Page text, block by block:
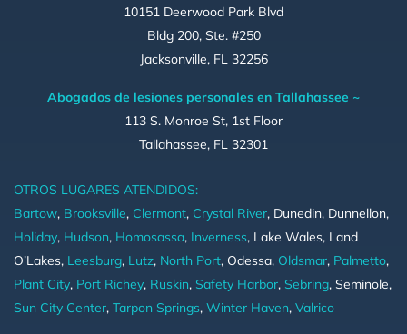
10151 Deerwood Park Blvd
Bldg 200, Ste. #250
Jacksonville, FL 32256
Abogados de lesiones personales en Tallahassee ~
113 S. Monroe St, 1st Floor
Tallahassee, FL 32301
OTROS LUGARES ATENDIDOS:
Bartow, Brooksville, Clermont, Crystal River, Dunedin, Dunnellon,
Holiday, Hudson, Homosassa, Inverness, Lake Wales, Land
O’Lakes, Leesburg, Lutz, North Port, Odessa, Oldsmar, Palmetto,
Plant City, Port Richey, Ruskin, Safety Harbor, Sebring, Seminole,
Sun City Center, Tarpon Springs, Winter Haven, Valrico